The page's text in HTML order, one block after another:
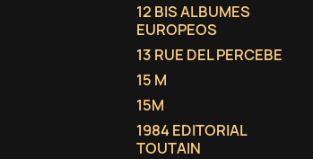
12 BIS ALBUMES
EUROPEOS
13 RUE DEL PERCEBE
15 M
15M
1984 EDITORIAL
TOUTAIN